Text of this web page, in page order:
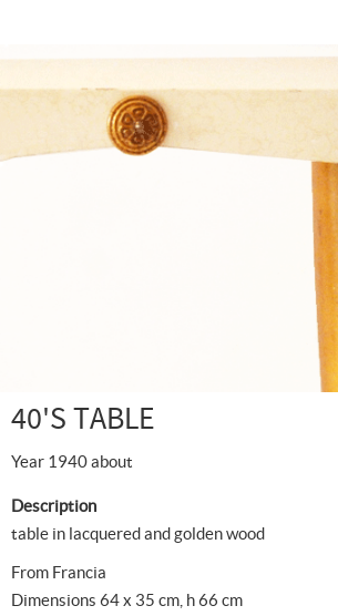
40'S TABLE
Year 1940 about
Description
table in lacquered and golden wood
From Francia
Dimensions 64 x 35 cm, h 66 cm